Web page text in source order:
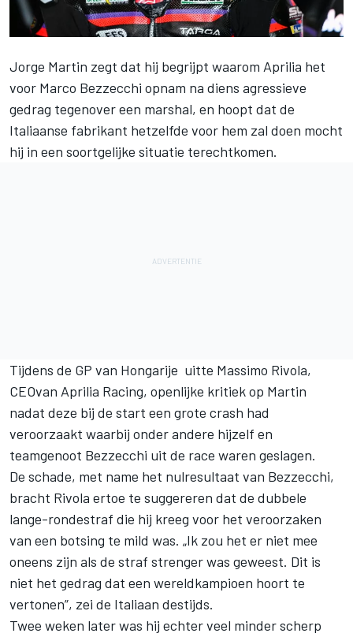
Jorge Martin zegt dat hij begrijpt waarom Aprilia het
voor Marco Bezzecchi opnam na diens agressieve
gedrag tegenover een marshal, en hoopt dat de
Italiaanse fabrikant hetzelfde voor hem zal doen mocht
hij in een soortgelijke situatie terechtkomen.
Tijdens de GP van Hongarije uitte Massimo Rivola,
CEOvan Aprilia Racing, openlijke kritiek op Martin
nadat deze bij de start een grote crash had
veroorzaakt waarbij onder andere hijzelf en
teamgenoot Bezzecchi uit de race waren geslagen.
De schade, met name het nulresultaat van Bezzecchi,
bracht Rivola ertoe te suggereren dat de dubbele
lange-rondestraf die hij kreeg voor het veroorzaken
van een botsing te mild was. „Ik zou het er niet mee
oneens zijn als de straf strenger was geweest. Dit is
niet het gedrag dat een wereldkampioen hoort te
vertonen”, zei de Italiaan destijds.
Twee weken later was hij echter veel minder scherp